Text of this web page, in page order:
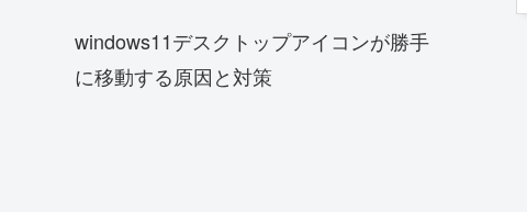
windows11デスクトップアイコンが勝手
に移動する原因と対策